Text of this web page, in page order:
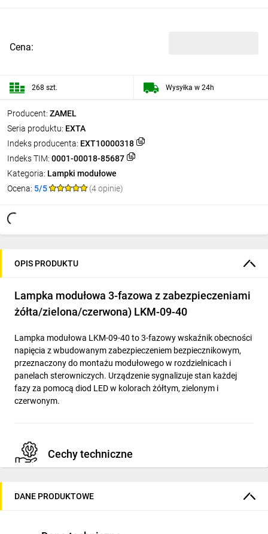
Producent: ZAMEL
Seria produktu: EXTA
Indeks producenta: EXT10000318
Indeks TIM: 0001-00018-85687
Kategoria: Lampki modułowe
Ocena: 5/5 (4 opinie)
Cena:
268 szt. Wysyłka w 24h
OPIS PRODUKTU
Lampka modułowa 3-fazowa z zabezpieczeniami
żółta/zielona/czerwona) LKM-09-40
Lampka modułowa LKM-09-40 to 3-fazowy wskaźnik obecności
napięcia z wbudowanym zabezpieczeniem bezpiecznikowym,
przeznaczony do montażu modułowego w rozdzielnicach i
panelach sterowniczych. Urządzenie sygnalizuje stan każdej
fazy za pomocą diod LED w kolorach żółtym, zielonym i
czerwonym.
Cechy techniczne
Źródło światła: LED — diodowe wskaźniki faz (żółta,
DANE PRODUKTOWE